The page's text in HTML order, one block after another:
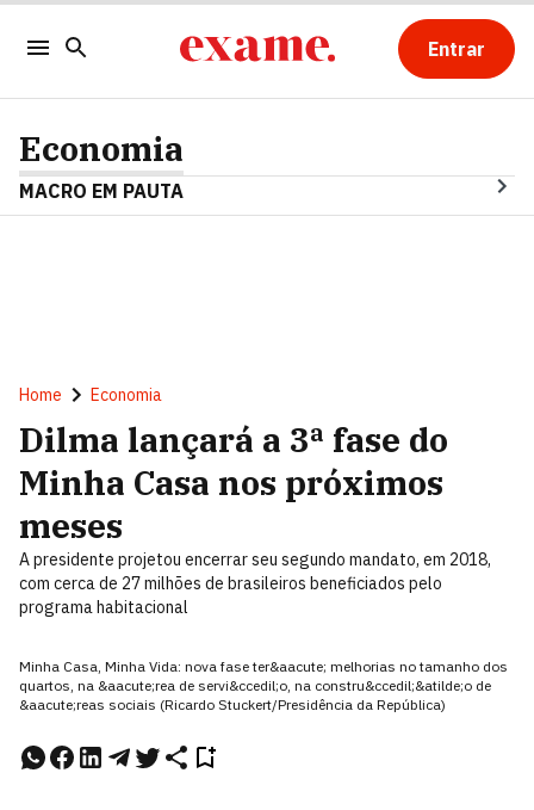
Entrar
Economia
MACRO EM PAUTA
Home Economia
Dilma lançará a 3ª fase do
Minha Casa nos próximos
meses
A presidente projetou encerrar seu segundo mandato, em 2018,
com cerca de 27 milhões de brasileiros beneficiados pelo
programa habitacional
Minha Casa, Minha Vida: nova fase ter&aacute; melhorias no tamanho dos
quartos, na &aacute;rea de servi&ccedil;o, na constru&ccedil;&atilde;o de
&aacute;reas sociais (Ricardo Stuckert/Presidência da República)